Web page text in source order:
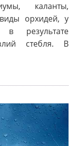
каланты,
орхидей, у
результате
стебля. В